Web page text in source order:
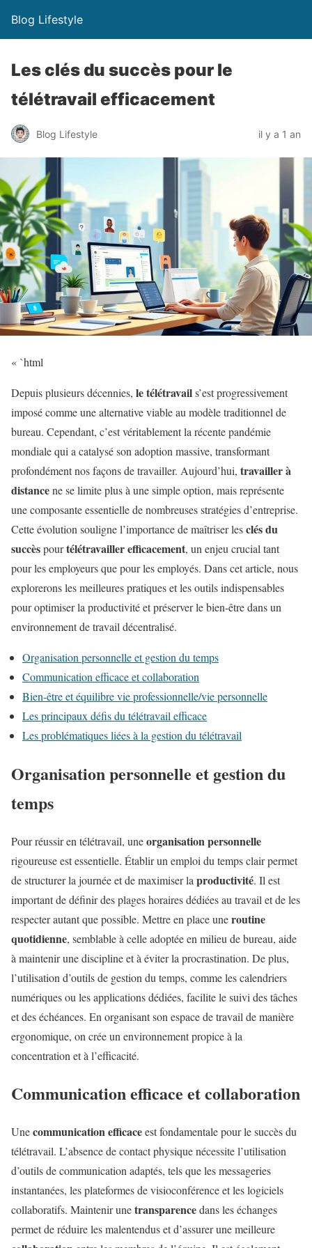
Blog Lifestyle
Les clés du succès pour le
télétravail efficacement
Blog Lifestyle il y a 1 an
« `html
Depuis plusieurs décennies, le télétravails’est progressivement
imposé comme une alternative viable au modèle traditionnel de
bureau. Cependant, c’est véritablement la récente pandémie
mondiale qui a catalysé son adoption massive, transformant
profondément nos façons de travailler. Aujourd’hui, travailler à
distancene se limite plus à une simple option, mais représente
une composante essentielle de nombreuses stratégies d’entreprise.
Cette évolution souligne l’importance de maîtriser lesclés du
succèspourtélétravailler efficacement, un enjeu crucial tant
pour les employeurs que pour les employés. Dans cet article, nous
explorerons les meilleures pratiques et les outils indispensables
pour optimiser la productivité et préserver le bien-être dans un
environnement de travail décentralisé.
Organisation personnelle et gestion du temps
Communication efficace et collaboration
Bien-être et équilibre vie professionnelle/vie personnelle
Les principaux défis du télétravail efficace
Les problématiques liées à la gestion du télétravail
Organisation personnelle et gestion du
temps
Pour réussir en télétravail, uneorganisation personnelle
rigoureuse est essentielle. Établir un emploi du temps clair permet
de structurer la journée et de maximiser la productivité. Il est
important de définir des plages horaires dédiées au travail et de les
respecter autant que possible. Mettre en place uneroutine
quotidienne, semblable à celle adoptée en milieu de bureau, aide
à maintenir une discipline et à éviter la procrastination. De plus,
l’utilisation d’outils de gestion du temps, comme les calendriers
numériques ou les applications dédiées, facilite le suivi des tâches
et des échéances. En organisant son espace de travail de manière
ergonomique, on crée un environnement propice à la
concentration et à l’efficacité.
Communication efficace et collaboration
Unecommunication efficaceest fondamentale pour le succès du
télétravail. L’absence de contact physique nécessite l’utilisation
d’outils de communication adaptés, tels que les messageries
instantanées, les plateformes de visioconférence et les logiciels
collaboratifs. Maintenir unetransparencedans les échanges
permet de réduire les malentendus et d’assurer une meilleure